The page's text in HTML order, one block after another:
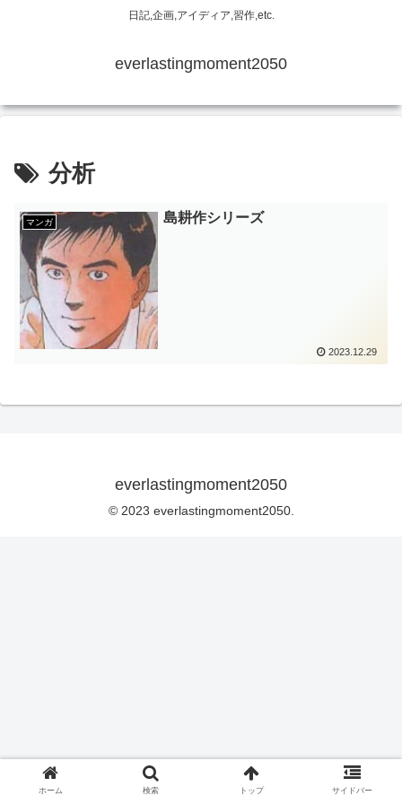
日記,企画,アイディア,習作,etc.
everlastingmoment2050
分析
マンガ 島耕作シリーズ
2023.12.29
everlastingmoment2050
© 2023 everlastingmoment2050.
ホーム 検索 トップ サイドバー